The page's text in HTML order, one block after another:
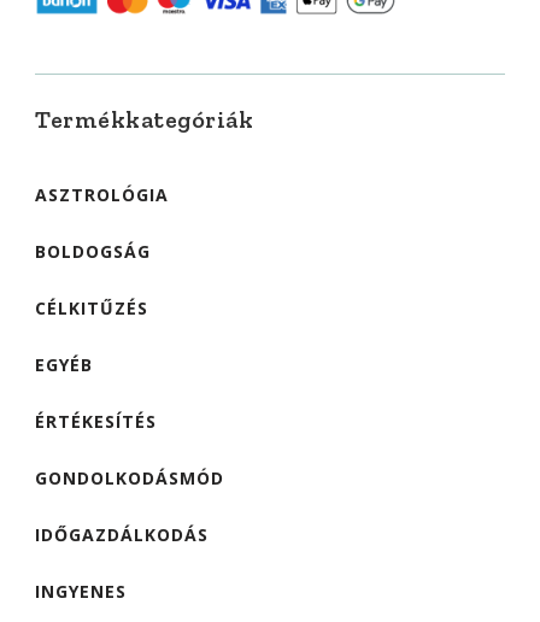
Termékkategóriák
ASZTROLÓGIA
BOLDOGSÁG
CÉLKITŰZÉS
EGYÉB
ÉRTÉKESÍTÉS
GONDOLKODÁSMÓD
IDŐGAZDÁLKODÁS
INGYENES